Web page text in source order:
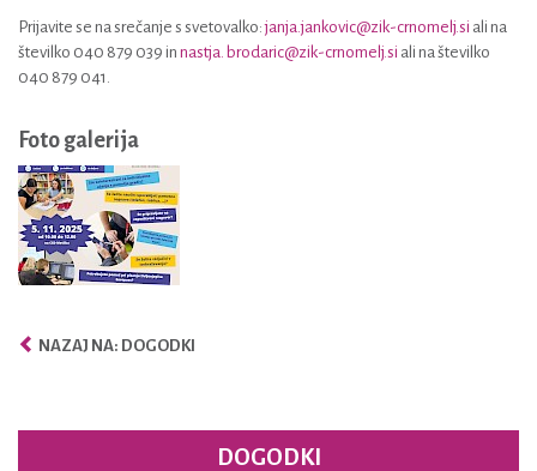
Prijavite se na srečanje s svetovalko:janja.jankovic@zik-crnomelj.si ali na
številko 040 879 039 in nastja. brodaric@zik-crnomelj.si ali na številko
040 879 041.
Foto galerija
NAZAJ NA: DOGODKI
DOGODKI